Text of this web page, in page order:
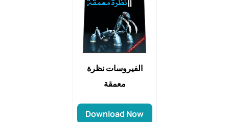
الفيروسات نظرة
معمقة
Download Now